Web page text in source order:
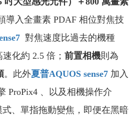
導入全畫素 PDAF 相位對焦技
對焦速度比過去的機種
速化約 2.5 倍； 前置相機則為
。此外夏普AQUOS sense7 加入
ProPix4 、以及相機操作介
、單指拖動變焦，即便在黑暗